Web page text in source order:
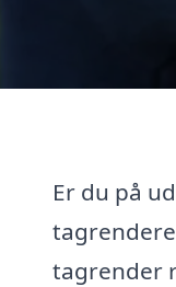
Er du på
tagrender